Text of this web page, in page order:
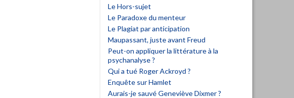
Le Hors-sujet
Le Paradoxe du menteur
Le Plagiat par anticipation
Maupassant, juste avant Freud
Peut-on appliquer la littérature à la
psychanalyse ?
Qui a tué Roger Ackroyd ?
Enquête sur Hamlet
Aurais-je sauvé Geneviève Dixmer ?